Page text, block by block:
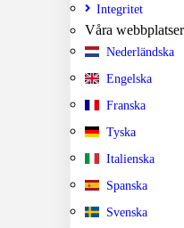
Integritet
Våra webbplatser
Nederländska
Engelska
Franska
Tyska
Italienska
Spanska
Svenska